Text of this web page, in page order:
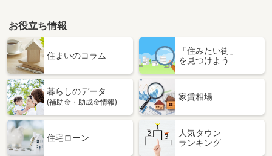
お役立ち情報
住まいのコラム
「住みたい街」
を見つけよう
暮らしのデータ
(補助金・助成金情報)
家賃相場
住宅ローン
人気タウン
ランキング